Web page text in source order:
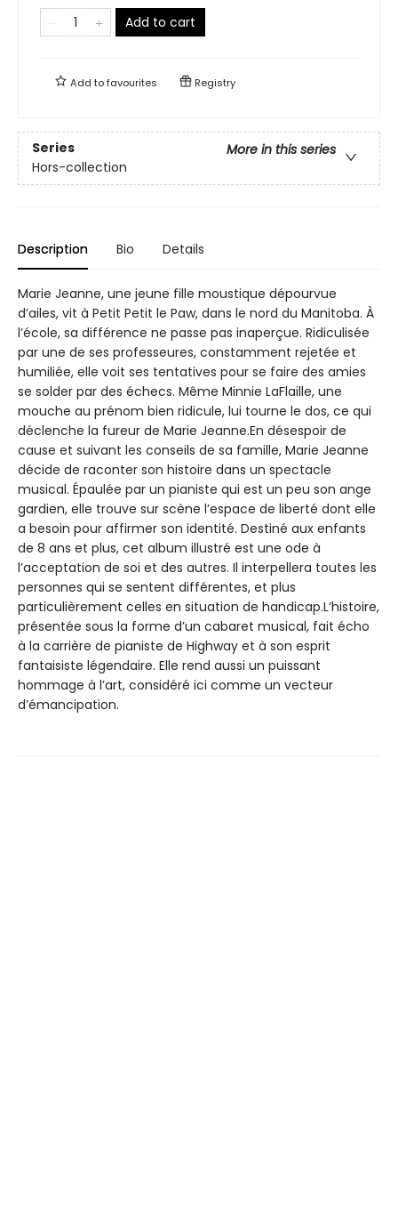
Add to cart
Add tofavourites Registry
Series
More in this series
Hors-collection
Description Bio Details
Marie Jeanne, une jeune fille moustique dépourvue
d’ailes, vit à Petit Petit le Paw, dans le nord du Manitoba. À
l’école, sa différence ne passe pas inaperçue. Ridiculisée
par une de ses professeures, constamment rejetée et
humiliée, elle voit ses tentatives pour se faire des amies
se solder par des échecs. Même Minnie LaFlaille, une
mouche au prénom bien ridicule, lui tourne le dos, ce qui
déclenche la fureur de Marie Jeanne.En désespoir de
cause et suivant les conseils de sa famille, Marie Jeanne
décide de raconter son histoire dans un spectacle
musical. Épaulée par un pianiste qui est un peu son ange
gardien, elle trouve sur scène l’espace de liberté dont elle
a besoin pour affirmer son identité. Destiné aux enfants
de 8 ans et plus, cet album illustré est une ode à
l’acceptation de soi et des autres. Il interpellera toutes les
personnes qui se sentent différentes, et plus
particulièrement celles en situation de handicap.L’histoire,
présentée sous la forme d’un cabaret musical, fait écho
à la carrière de pianiste de Highway et à son esprit
fantaisiste légendaire. Elle rend aussi un puissant
hommage à l’art, considéré ici comme un vecteur
d’émancipation.